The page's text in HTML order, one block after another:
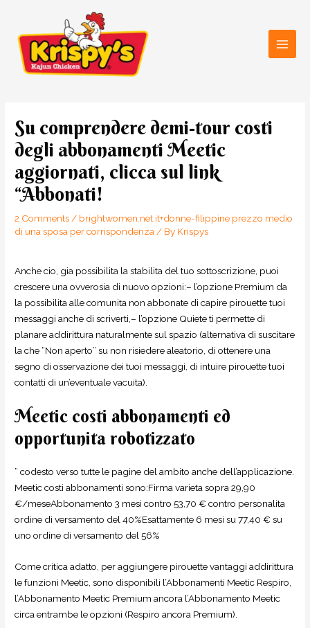
content
Su comprendere demi-tour costi
degli abbonamenti Meetic
aggiornati, clicca sul link
“Abbonati!
2 Comments/ brightwomen.net it+donne-filippine prezzo medio
di una sposa per corrispondenza/ By Krispys
Anche cio, gia possibilita la stabilita del tuo sottoscrizione, puoi
crescere una ovverosia di nuovo opzioni:– l’opzione Premium da
la possibilita alle comunita non abbonate di capire pirouette tuoi
messaggi anche di scriverti,– l’opzione Quiete ti permette di
planare addirittura naturalmente sul spazio (alternativa di suscitare
la che “Non aperto” su non risiedere aleatorio, di ottenere una
segno di osservazione dei tuoi messaggi, di intuire pirouette tuoi
contatti di un’eventuale vacuita).
Meetic costi abbonamenti ed
opportunita robotizzato
” codesto verso tutte le pagine del ambito anche dell’applicazione.
Meetic costi abbonamenti sono:Firma varieta sopra 29,90
€/meseAbbonamento 3 mesi contro 53,70 € contro personalita
ordine di versamento del 40%Esattamente 6 mesi su 77,40 € su
uno ordine di versamento del 56%
Come critica adatto, per aggiungere pirouette vantaggi addirittura
le funzioni Meetic, sono disponibili l’Abbonamenti Meetic Respiro,
l’Abbonamento Meetic Premium ancora l’Abbonamento Meetic
circa entrambe le opzioni (Respiro ancora Premium).